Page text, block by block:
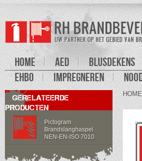
HOME AED BLUSDEKENS
EHBO
IMPREGNEREN
HOME
GERELATEERDE
PRODUCTEN
Pictogram
Brandslanghaspel
NEN-EN-ISO 7010